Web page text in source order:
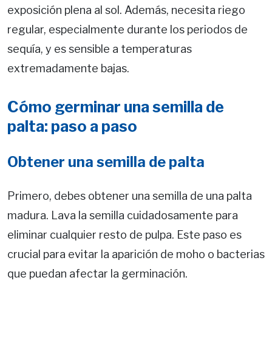
exposición plena al sol. Además, necesita riego
regular, especialmente durante los periodos de
sequía, y es sensible a temperaturas
extremadamente bajas.
Cómo germinar una semilla de
palta: paso a paso
Obtener una semilla de palta
Primero, debes obtener una semilla de una palta
madura. Lava la semilla cuidadosamente para
eliminar cualquier resto de pulpa. Este paso es
crucial para evitar la aparición de moho o bacterias
que puedan afectar la germinación.